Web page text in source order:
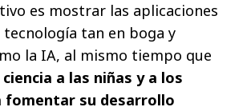
es mostrar las aplicaciones
tecnología tan en boga y
la IA, al mismo tiempo que
a las niñas y a los
fomentar su desarrollo